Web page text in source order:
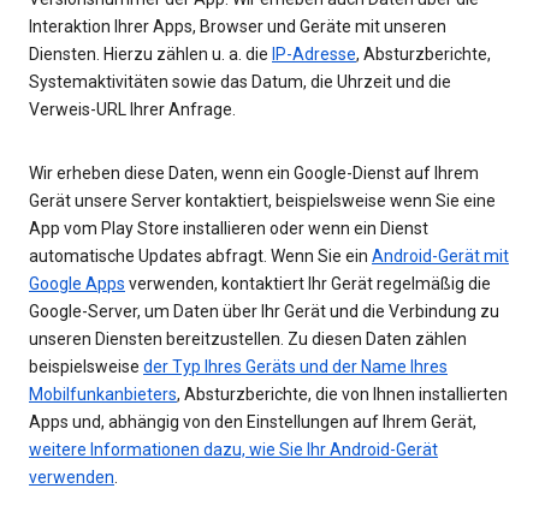
Interaktion Ihrer Apps, Browser und Geräte mit unseren
Diensten. Hierzu zählen u. a. die IP-Adresse, Absturzberichte,
Systemaktivitäten sowie das Datum, die Uhrzeit und die
Verweis-URL Ihrer Anfrage.
Wir erheben diese Daten, wenn ein Google-Dienst auf Ihrem
Gerät unsere Server kontaktiert, beispielsweise wenn Sie eine
App vom Play Store installieren oder wenn ein Dienst
automatische Updates abfragt. Wenn Sie ein Android-Gerät mit
Google Apps verwenden, kontaktiert Ihr Gerät regelmäßig die
Google-Server, um Daten über Ihr Gerät und die Verbindung zu
unseren Diensten bereitzustellen. Zu diesen Daten zählen
beispielsweise der Typ Ihres Geräts und der Name Ihres
Mobilfunkanbieters, Absturzberichte, die von Ihnen installierten
Apps und, abhängig von den Einstellungen auf Ihrem Gerät,
weitere Informationen dazu, wie Sie Ihr Android-Gerät
verwenden.